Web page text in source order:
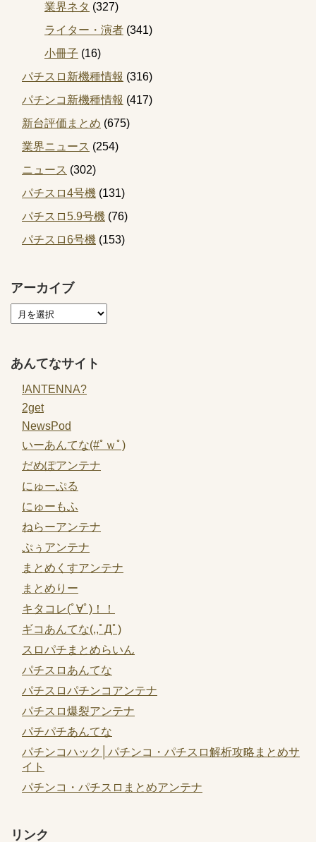
業界ネタ (327)
ライター・演者 (341)
小冊子 (16)
パチスロ新機種情報 (316)
パチンコ新機種情報 (417)
新台評価まとめ (675)
業界ニュース (254)
ニュース (302)
パチスロ4号機 (131)
パチスロ5.9号機 (76)
パチスロ6号機 (153)
アーカイブ
あんてなサイト
!ANTENNA?
2get
NewsPod
いーあんてな(#ﾟｗﾟ)
だめぽアンテナ
にゅーぷる
にゅーもふ
ねらーアンテナ
ぷぅアンテナ
まとめくすアンテナ
まとめりー
キタコレ(ﾟ∀ﾟ)！！
ギコあんてな(,,ﾟДﾟ)
スロパチまとめらいん
パチスロあんてな
パチスロパチンコアンテナ
パチスロ爆裂アンテナ
パチパチあんてな
パチンコハック│パチンコ・パチスロ解析攻略まとめサ
イト
パチンコ・パチスロまとめアンテナ
リンク